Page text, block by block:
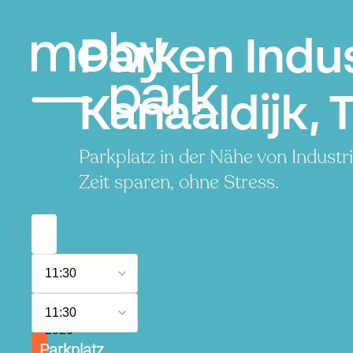
Parken
Kanaaldijk,
Parkplatz in der Nähe von
Zeit sparen, ohne Stress.
August
2026
11:30
August
2026
11:30